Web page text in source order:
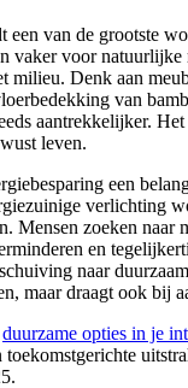
een van de grootste
vaker voor natuurlijke
milieu. Denk aan
van
aantrekkelijker.
leven.
een
verlichting
Mensen zoeken naar
en
naar
maar draagt ook bij
duurzame opties in je
toekomstgerichte